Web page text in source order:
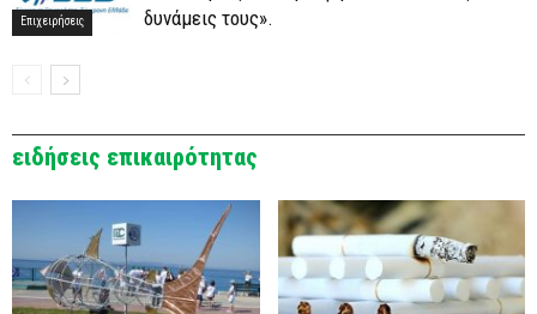
Επιχειρήσεις
δυνάμεις τους».
ειδήσεις επικαιρότητας